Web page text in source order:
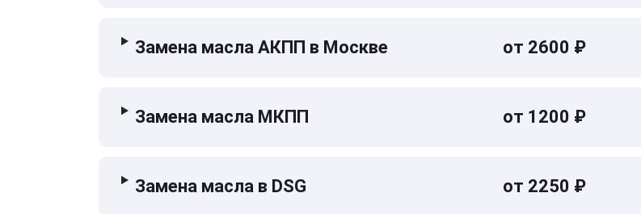
Замена масла АКПП в Москве от 2600 ₽
Замена масла МКПП от 1200 ₽
Замена масла в DSG от 2250 ₽